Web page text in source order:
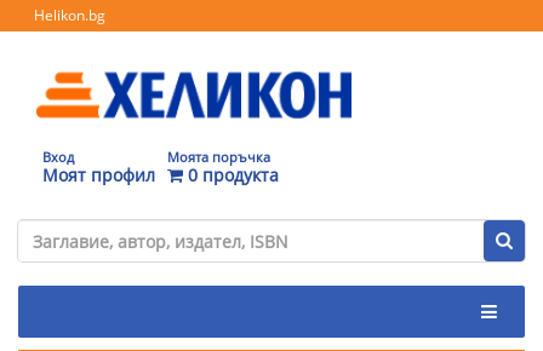
Helikon.bg
Вход
Моят профил
Моята поръчка
0 продукта